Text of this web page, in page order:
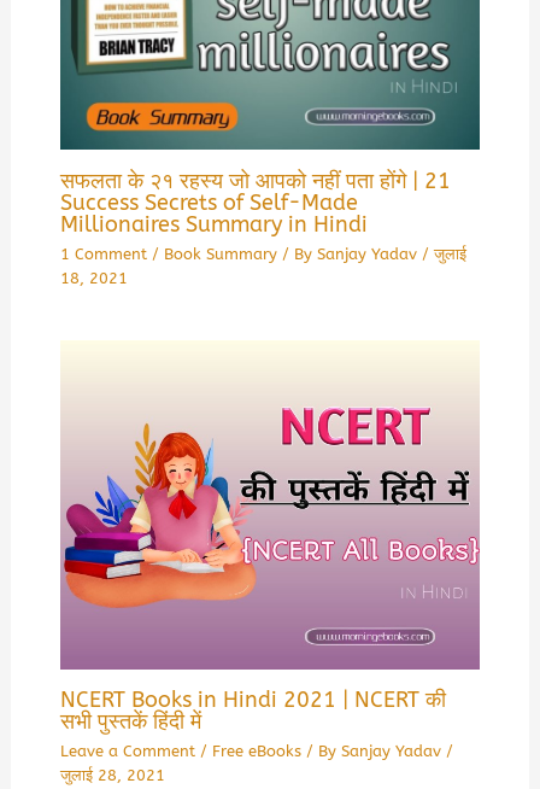
सफलता के २१ रहस्य जो आपको नहीं पता होंगे | 21
Success Secrets of Self-Made
Millionaires Summary in Hindi
1 Comment / Book Summary/ By Sanjay Yadav /जुलाई
18, 2021
NCERT Books in Hindi 2021 | NCERT की
सभी पुस्तकें हिंदी में
Leave a Comment / Free eBooks/ By Sanjay Yadav /
जुलाई 28, 2021